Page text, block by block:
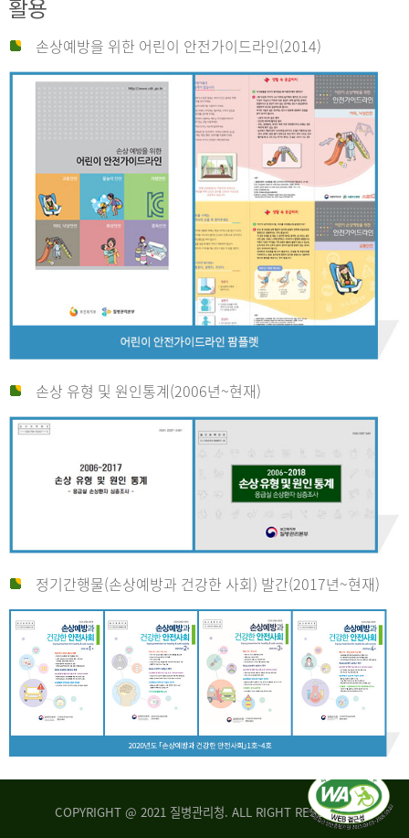
활용
손상예방을 위한 어린이 안전가이드라인(2014)
손상 유형 및 원인통계(2006년~현재)
정기간행물(손상예방과 건강한 사회) 발간(2017년~현재)
COPYRIGHT @ 2021 질병관리청. ALL RIGHT RESERVED